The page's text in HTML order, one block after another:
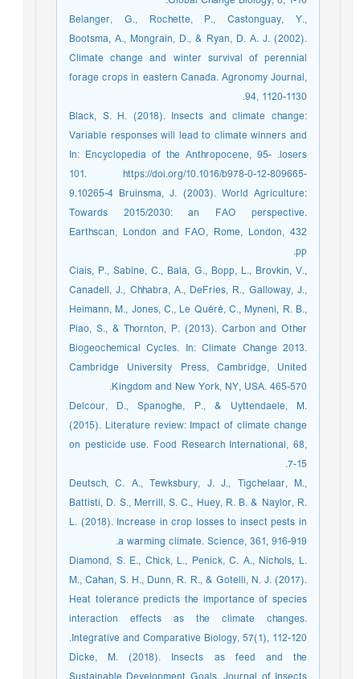
Belanger, G., Rochette, P., Castonguay, Y.,
Bootsma, A., Mongrain, D., & Ryan, D. A. J. (2002).
Climate change and winter survival of perennial
forage crops in eastern Canada. Agronomy Journal,
94, 1120-1130.
Black, S. H. (2018). Insects and climate change:
Variable responses will lead to climate winners and
losers.‏ In: Encyclopedia of the Anthropocene, 95-
101. https://doi.org/10.1016/b978-0-12-809665-
9.10265-4 Bruinsma, J. (2003). World Agriculture:
Towards 2015/2030: an FAO perspective.
Earthscan, London and FAO, Rome, London, 432
pp.
Ciais, P., Sabine, C., Bala, G., Bopp, L., Brovkin, V.,
Canadell, J., Chhabra, A., DeFries, R., Galloway, J.,
Heimann, M., Jones, C., Le Quéré, C., Myneni, R. B.,
Piao, S., & Thornton, P. (2013). Carbon and Other
Biogeochemical Cycles. In: Climate Change 2013.
Cambridge University Press, Cambridge, United
Kingdom and New York, NY, USA. 465-570.
Delcour, D., Spanoghe, P., & Uyttendaele, M.
(2015). Literature review: Impact of climate change
on pesticide use. Food Research International, 68,
7-15.
Deutsch, C. A., Tewksbury, J. J., Tigchelaar, M.,
Battisti, D. S., Merrill, S. C., Huey, R. B. & Naylor, R.
L. (2018). Increase in crop losses to insect pests in
a warming climate. Science, 361, 916-919.
Diamond, S. E., Chick, L., Penick, C. A., Nichols, L.
M., Cahan, S. H., Dunn, R. R., & Gotelli, N. J. (2017).
Heat tolerance predicts the importance of species
interaction effects as the climate changes.
Integrative and Comparative Biology, 57(1), 112-120.
Dicke, M. (2018). Insects as feed and the